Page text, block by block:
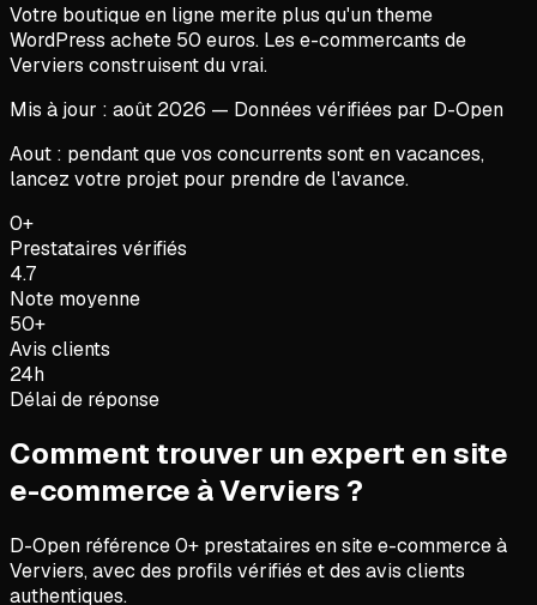
Votre boutique en ligne merite plus qu'un theme
WordPress achete 50 euros. Les e-commercants de
Verviers construisent du vrai.
Mis à jour : août 2026 — Données vérifiées par D-Open
Aout : pendant que vos concurrents sont en vacances,
lancez votre projet pour prendre de l'avance.
0+
Prestataires vérifiés
4.7
Note moyenne
50+
Avis clients
24h
Délai de réponse
Comment trouver un expert ensite
e-commerce àVerviers?
D-Open référence0+ prestataires ensite e-commerceà
Verviers, avec des profils vérifiés et des avis clients
authentiques.